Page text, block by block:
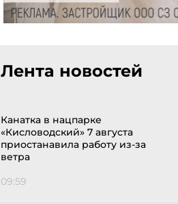
Лента новостей
Канатка в нацпарке
«Кисловодский» 7 августа
приостанавила работу из-за
ветра
09:59